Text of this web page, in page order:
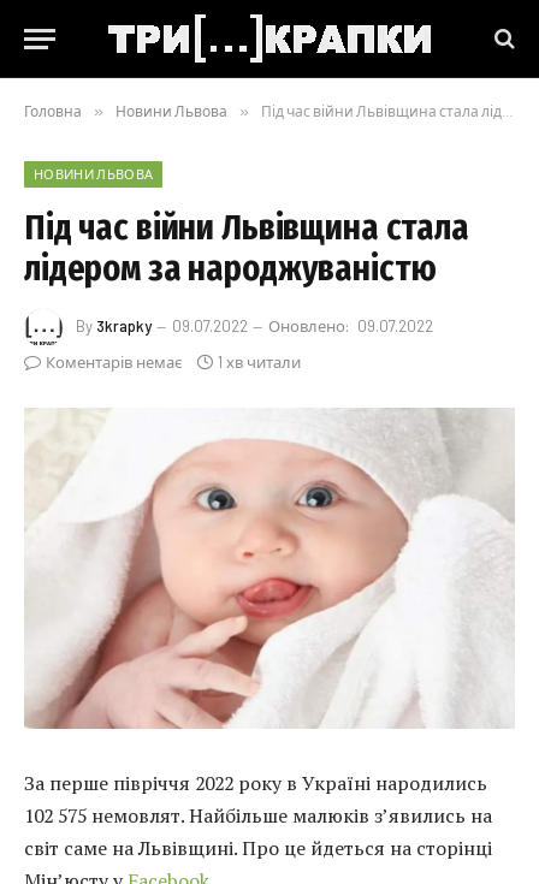
Головна » Новини Львова » Під час війни Львівщина стала лідером за народжуваністю
НОВИНИ ЛЬВОВА
Під час війни Львівщина стала
лідером за народжуваністю
By 3krapky 09.07.2022 Оновлено: 09.07.2022
Коментарів немає
1 хв читали
За перше півріччя 2022 року в Україні народились
102 575 немовлят. Найбільше малюків з’явились на
світ саме на Львівщині. Про це йдеться на сторінці